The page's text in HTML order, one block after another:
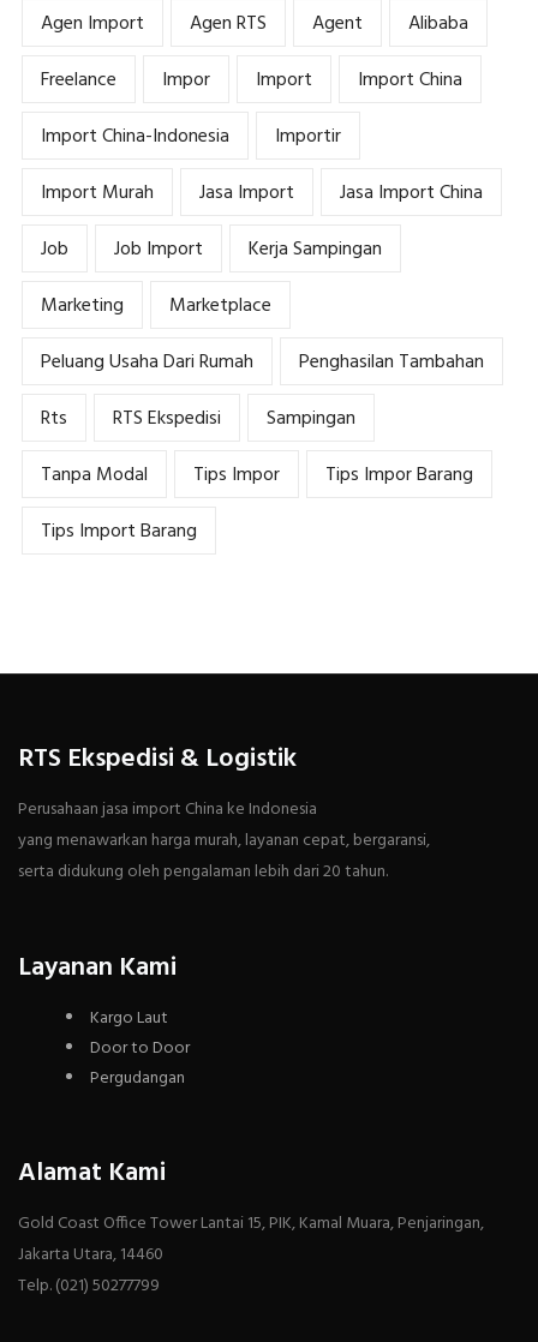
Agen Import Agen RTS Agent
Alibaba
Freelance
Impor Import
Import China
Import China-Indonesia
Importir
Import Murah
Jasa Import
Jasa Import China
Job
Job Import
Kerja Sampingan
Marketing
Marketplace
Peluang Usaha Dari Rumah
Penghasilan Tambahan
Rts
RTS Ekspedisi
Sampingan
Tanpa Modal
Tips Impor
Tips Impor Barang
Tips Import Barang
RTS Ekspedisi & Logistik
Perusahaan jasa import China ke Indonesia
yang menawarkan harga murah, layanan cepat, bergaransi,
serta didukung oleh pengalaman lebih dari 20 tahun.
Layanan Kami
Kargo Laut
Door to Door
Pergudangan
Alamat Kami
Gold Coast Office Tower Lantai 15, PIK, Kamal Muara, Penjaringan,
Jakarta Utara, 14460
Telp. (021) 50277799